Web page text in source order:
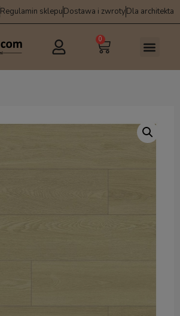
Regulamin sklepuDostawa i zwrotyDla architekta
0